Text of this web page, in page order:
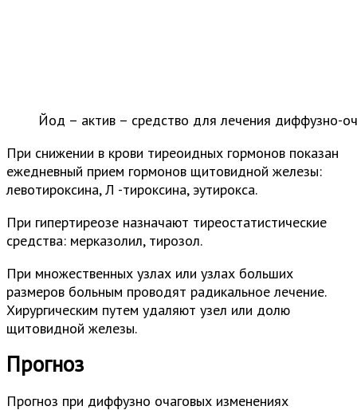
Йод – актив – средство для лечения диффузно-
При снижении в крови тиреоидных гормонов показан
ежедневный прием гормонов щитовидной железы:
левотироксина, Л -тироксина, эутирокса.
При гипертиреозе назначают тиреостатистические
средства: мерказолил, тирозол.
При множественных узлах или узлах больших
размеров больным проводят радикальное лечение.
Хирургическим путем удаляют узел или долю
щитовидной железы.
Прогноз
Прогноз при диффузно очаговых изменениях